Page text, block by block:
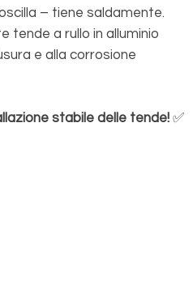
– tiene saldamente.
tende a rullo in alluminio
e alla corrosione
stabile delle tende! ✅